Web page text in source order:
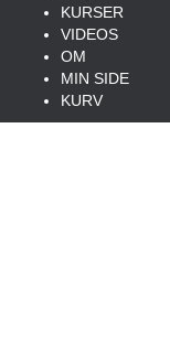
KURSER
VIDEOS
OM
MIN SIDE
KURV